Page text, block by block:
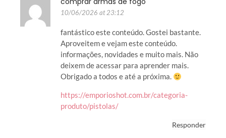
10/06/2026 at 23:12
fantástico este conteúdo. Gostei bastante.
Aproveitem e vejam este conteúdo.
informações, novidades e muito mais. Não
deixem de acessar para aprender mais.
Obrigado a todos e até a próxima.
https://emporioshot.com.br/categoria-
produto/pistolas/
Responder